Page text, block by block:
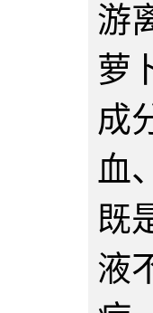
游
萝
成
血
既
液